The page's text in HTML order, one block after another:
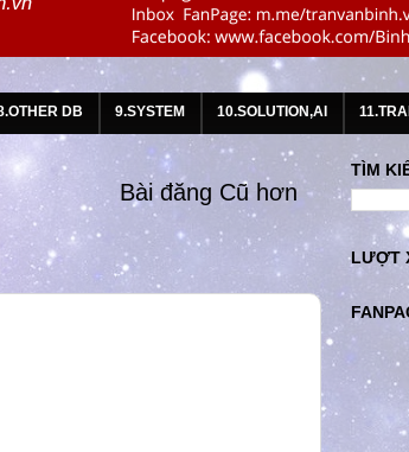
DB 9.SYSTEM 10.SOLUTION,AI
Bài đăng Cũ hơn
TÌM
LƯỢT